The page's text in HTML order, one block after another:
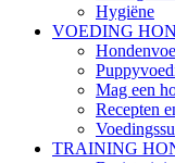
Hygiëne
VOEDING
Mag een
Recepten
TRAINING